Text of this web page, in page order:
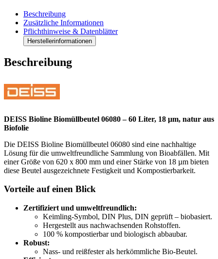
06080
Menge
Beschreibung
Zusätzliche Informationen
Pflichthinweise & Datenblätter
Herstellerinformationen
Beschreibung
DEISS Bioline Biomüllbeutel 06080 – 60 Liter, 18 µm, natur aus
Biofolie
Die DEISS Bioline Biomüllbeutel 06080 sind eine nachhaltige
Lösung für die umweltfreundliche Sammlung von Bioabfällen. Mit
einer Größe von 620 x 800 mm und einer Stärke von 18 µm bieten
diese Beutel ausgezeichnete Festigkeit und Kompostierbarkeit.
Vorteile auf einen Blick
Zertifiziert und umweltfreundlich:
Keimling-Symbol, DIN Plus, DIN geprüft – biobasiert.
Hergestellt aus nachwachsenden Rohstoffen.
100 % kompostierbar und biologisch abbaubar.
Robust:
Nass- und reißfester als herkömmliche Bio-Beutel.